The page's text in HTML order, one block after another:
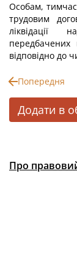
Особам,
трудовим
ліквідації
передбачених
відповідно до
Попередня
Додати в
Про